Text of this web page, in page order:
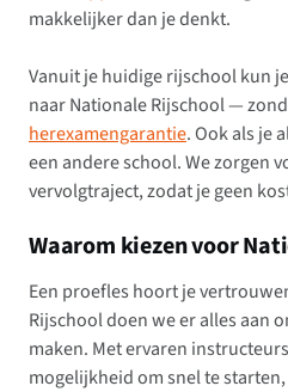
makkelijker dan je denkt.
Vanuit je huidige rijschool kun
naar Nationale Rijschool —
herexamengarantie. Ook als je
een andere school. We zorgen
vervolgtraject, zodat je geen
Waarom kiezen voor
Een proefles hoort je
Rijschool doen we er alles aan
maken. Met ervaren
mogelijkheid om snel te